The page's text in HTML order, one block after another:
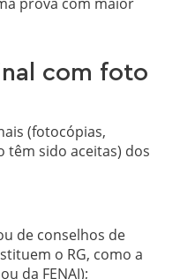
com foto
(fotocópias,
têm sido aceitas) dos
de conselhos de
o RG, como a
da FENAJ);